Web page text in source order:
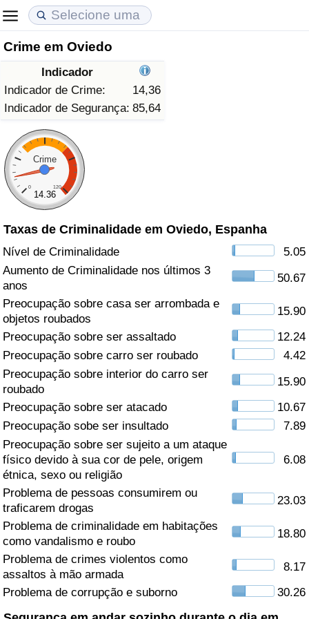
Crime em Oviedo
Indicador
Indicador de Crime:
14,36
Indicador de Segurança: 85,64
Crime
0 120
14.36
Taxas de Criminalidade em Oviedo, Espanha
Nível de Criminalidade
5.05
Aumento de Criminalidade nos últimos 3
anos
50.67
Preocupação sobre casa ser arrombada e
objetos roubados
15.90
Preocupação sobre ser assaltado
12.24
Preocupação sobre carro ser roubado
4.42
Preocupação sobre interior do carro ser
roubado
15.90
Preocupação sobre ser atacado
10.67
Preocupação sobe ser insultado
7.89
Preocupação sobre ser sujeito a um ataque
físico devido à sua cor de pele, origem
étnica, sexo ou religião
6.08
Problema de pessoas consumirem ou
traficarem drogas
23.03
Problema de criminalidade em habitações
como vandalismo e roubo
18.80
Problema de crimes violentos como
assaltos à mão armada
8.17
Problema de corrupção e suborno
30.26
Custo de Vida
Indicador de Custo de Vida (Atual)
Indicador de Custo de Vida
Indicador de Custo de Vida Por País
em Aqaba
Preços de Imóveis
Indicador de Preços de Imóveis (Atual)
Indicador de Preços de Imóveis
Indicador de Preços de Imóveis por País
Qualidade de Vida
Indicador de Qualidade de Vida
Indicador de Qualidade de Vida (Atual)
Índice de qualidade de vida por país
Crime
Taxa do Indicador de Crime (Atual)
Indicador de Crime
Índice de criminalidade por país
Saúde
Indicador de Saúde (Atual)
Indicador de Saúde
Indicador de Saúde por País
Poluição
Indicador de Poluição (Atual)
Índice de poluição
Indicador de Poluição por País
Trânsito